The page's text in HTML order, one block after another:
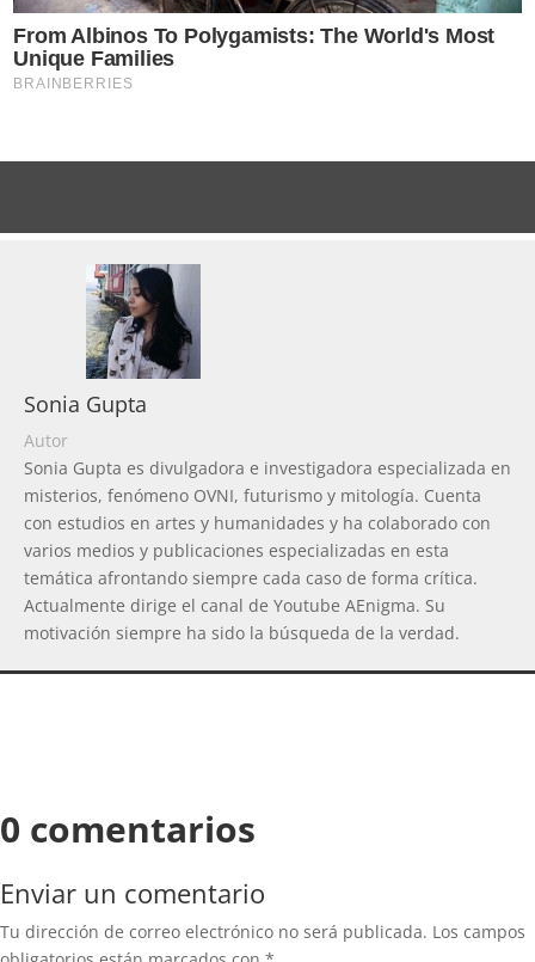
Sonia Gupta
Autor
Sonia Gupta es divulgadora e investigadora especializada en
misterios, fenómeno OVNI, futurismo y mitología. Cuenta
con estudios en artes y humanidades y ha colaborado con
varios medios y publicaciones especializadas en esta
temática afrontando siempre cada caso de forma crítica.
Actualmente dirige el canal de Youtube AEnigma. Su
motivación siempre ha sido la búsqueda de la verdad.
0 comentarios
Enviar un comentario
Tu dirección de correo electrónico no será publicada. Los campos